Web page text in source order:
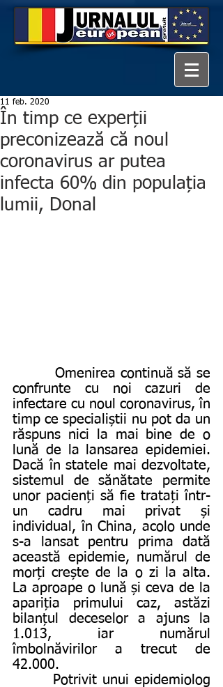
În timp ce experții
preconizează că noul
coronavirus ar putea
infecta 60% din populația
lumii, Donal
11 feb. 2020
confrunte cu noi cazuri de
infectare cu noul coronavirus, în
timp ce specialiștii nu pot da un
răspuns nici la mai bine de o
lună de la lansarea epidemiei.
Dacă în statele mai dezvoltate,
sistemul de sănătate permite
unor pacienți să fie tratați într-
un cadru mai privat și
individual, în China, acolo unde
s-a lansat pentru prima dată
această epidemie, numărul de
morți crește de la o zi la alta.
La aproape o lună și ceva de la
apariția primului caz, astăzi
bilanțul deceselor a ajuns la
1.013, iar numărul
îmbolnăvirilor a trecut de
42.000.